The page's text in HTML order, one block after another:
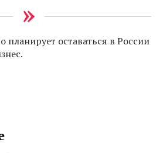
планирует оставаться в России